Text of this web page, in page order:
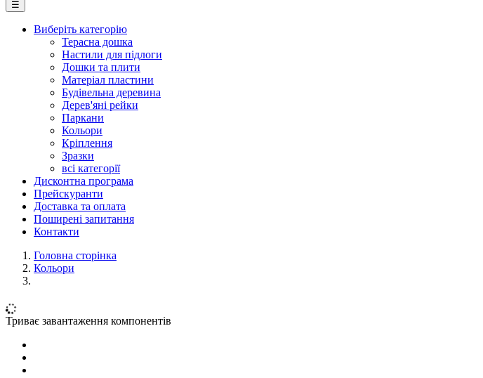
☰
Виберіть категорію
Терасна дошка
Настили для підлоги
Дошки та плити
Матеріал пластини
Будівельна деревина
Дерев'яні рейки
Паркани
Кольори
Кріплення
Зразки
всі категорії
Дисконтна програма
Прейскуранти
Доставка та оплата
Поширені запитання
Контакти
Головна сторінка
Кольори
Триває завантаження компонентів